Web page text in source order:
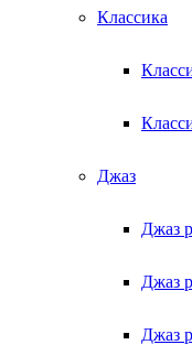
Классика
Джаз
Джаз
Джаз
Джаз